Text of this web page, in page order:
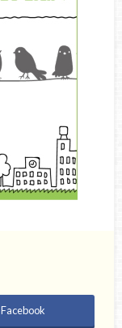
Facebook